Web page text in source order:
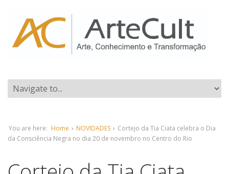
You are here: Home › NOVIDADES › Cortejo da Tia Ciata celebra o Dia
da Consciência Negra no dia 20 de novembro no Centro do Rio